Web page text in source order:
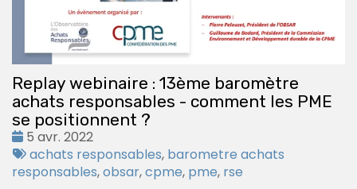
Replay webinaire : 13ème baromètre
achats responsables - comment les PME
se positionnent ?
Date
:
5 avr. 2022
Tags
:
achats responsables, barometre achats
responsables,obsar,cpme, pme, rse